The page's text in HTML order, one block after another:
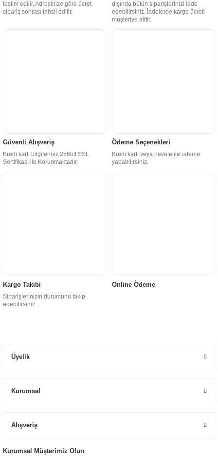
teslim edilir. Adresinize göre ücret
sipariş sonrası tahsil edilir.
dışında bütün siparişlerinizi iade
edebilirsiniz. İadelerde kargo ücreti
müşteriye aittir.
Güvenli Alışveriş
Kredi kartı bilgileriniz 256bit SSL
Sertifikası ile Korunmaktadır.
Ödeme Seçenekleri
Kredi kartı veya havale ile ödeme
yapabilirsiniz.
Kargo Takibi
Siparişlerinizin durumunu takip
edebilirsiniz.
Online Ödeme
Üyelik
Kurumsal
Alışveriş
Kurumsal Müşterimiz Olun